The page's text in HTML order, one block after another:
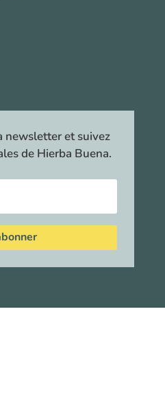
newsletter et suivez
de Hierba Buena.